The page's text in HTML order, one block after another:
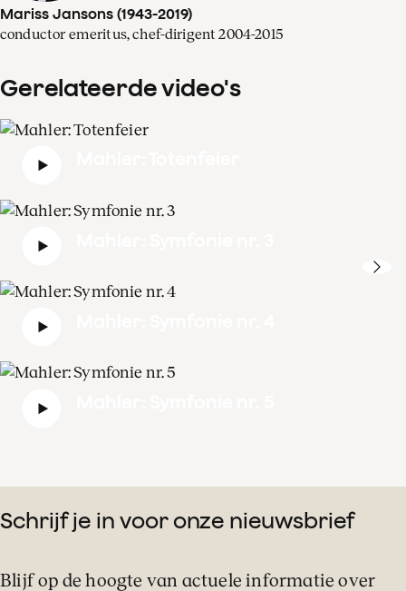
Mariss Jansons (1943-2019)
conductor emeritus, chef-dirigent 2004-2015
Gerelateerde video's
Schrijf je in voor onze nieuwsbrief
Blijf op de hoogte van actuele informatie over